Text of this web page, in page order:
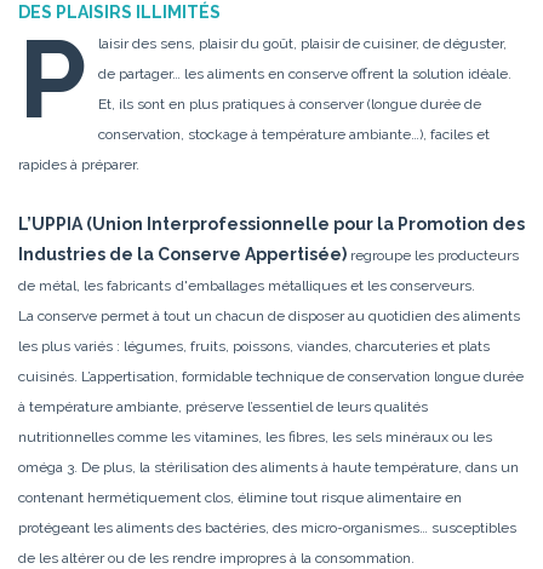
DES PLAISIRS ILLIMITÉS
P
laisir des sens, plaisir du goût, plaisir de cuisiner, de déguster,
de partager… les aliments en conserve offrent la solution idéale.
Et, ils sont en plus pratiques à conserver (longue durée de
conservation, stockage à température ambiante…), faciles et
rapides à préparer.
L’UPPIA (Union Interprofessionnelle pour la Promotion des
Industries de la Conserve Appertisée) regroupe les producteurs
de métal, les fabricants d'emballages métalliques et les conserveurs.
La conserve permet à tout un chacun de disposer au quotidien des aliments
les plus variés : légumes, fruits, poissons, viandes, charcuteries et plats
cuisinés. L’appertisation, formidable technique de conservation longue durée
à température ambiante, préserve l’essentiel de leurs qualités
nutritionnelles comme les vitamines, les fibres, les sels minéraux ou les
oméga 3. De plus, la stérilisation des aliments à haute température, dans un
contenant hermétiquement clos, élimine tout risque alimentaire en
protégeant les aliments des bactéries, des micro-organismes… susceptibles
de les altérer ou de les rendre impropres à la consommation.